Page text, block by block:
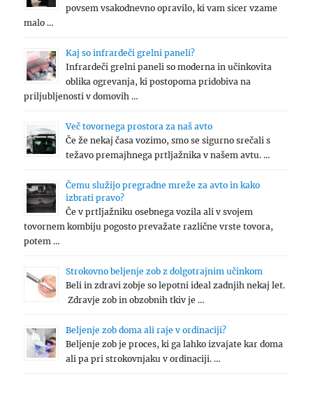
povsem vsakodnevno opravilo, ki vam sicer vzame
malo …
Kaj so infrardeči grelni paneli?
Infrardeči grelni paneli so moderna in učinkovita
oblika ogrevanja, ki postopoma pridobiva na
priljubljenosti v domovih …
Več tovornega prostora za naš avto
Če že nekaj časa vozimo, smo se sigurno srečali s
težavo premajhnega prtljažnika v našem avtu. …
Čemu služijo pregradne mreže za avto in kako
izbrati pravo?
Če v prtljažniku osebnega vozila ali v svojem
tovornem kombiju pogosto prevažate različne vrste tovora,
potem …
Strokovno beljenje zob z dolgotrajnim učinkom
Beli in zdravi zobje so lepotni ideal zadnjih nekaj let.
Zdravje zob in obzobnih tkiv je …
Beljenje zob doma ali raje v ordinaciji?
Beljenje zob je proces, ki ga lahko izvajate kar doma
ali pa pri strokovnjaku v ordinaciji. …